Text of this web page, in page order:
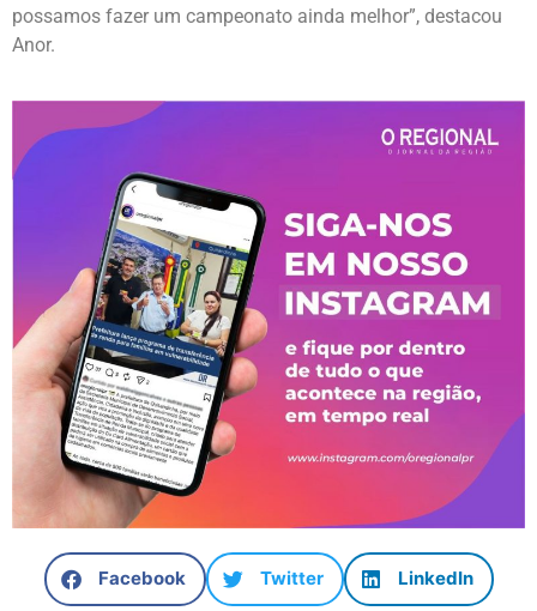
possamos fazer um campeonato ainda melhor”, destacou
Anor.
Facebook Twitter LinkedIn